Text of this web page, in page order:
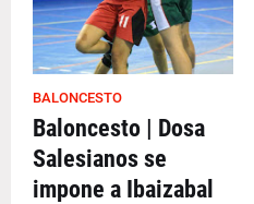
BALONCESTO
Baloncesto | Dosa
Salesianos se
impone a Ibaizabal